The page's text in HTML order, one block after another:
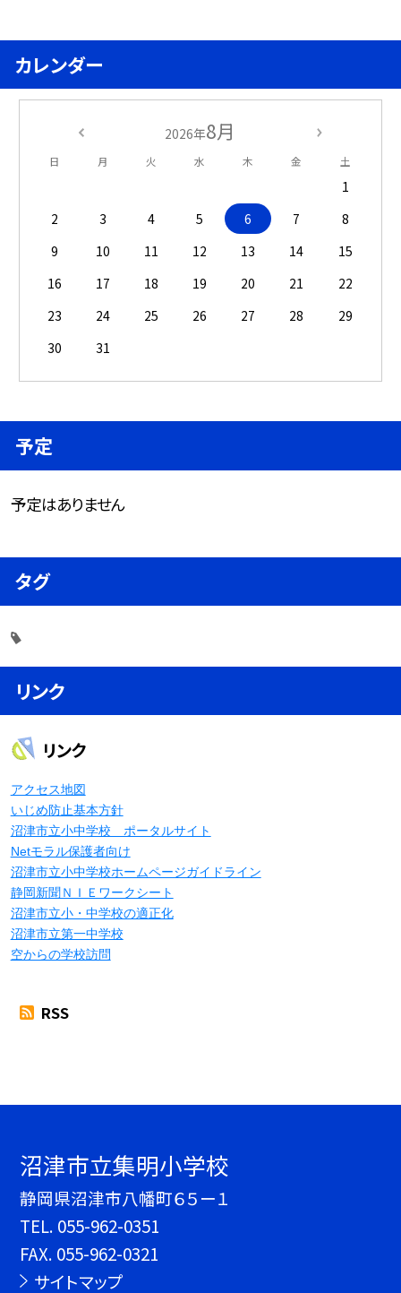
カレンダー
2026年8月
日 月 火 水 木 金 土
1
2
3 4 5 6 7
8
9
10 11 12 13 14
15
16
17 18 19 20 21
22
23
24 25 26 27 28
29
30
31
予定
予定はありません
タグ
リンク
リンク
アクセス地図
いじめ防止基本方針
沼津市立小中学校 ポータルサイト
Netモラル保護者向け
沼津市立小中学校ホームページガイドライン
静岡新聞ＮＩＥワークシート
沼津市立小・中学校の適正化
沼津市立第一中学校
空からの学校訪問
RSS
沼津市立集明小学校
静岡県沼津市八幡町６５ー１
TEL. 055-962-0351
FAX. 055-962-0321
サイトマップ